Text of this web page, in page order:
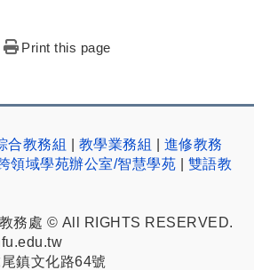
Print this page
合教務組 教學業務組
進修教務
領域學苑辦公室/智慧學苑
雙語教
務處 © All RIGHTS RESERVED.
鎮文化路64號